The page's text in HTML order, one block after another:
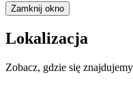
Zamknij okno
Lokalizacja
Zobacz, gdzie się